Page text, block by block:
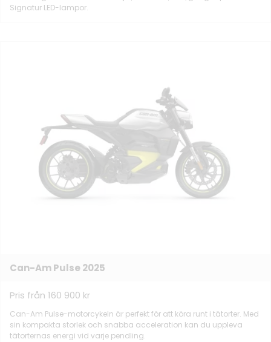
Signatur LED-lampor.
Can-Am Pulse 2025
Pris från 160 900 kr
Can-Am Pulse-motorcykeln är perfekt för att köra runt i tätorter. Med
sin kompakta storlek och snabba acceleration kan du uppleva
tätorternas energi vid varje pendling.